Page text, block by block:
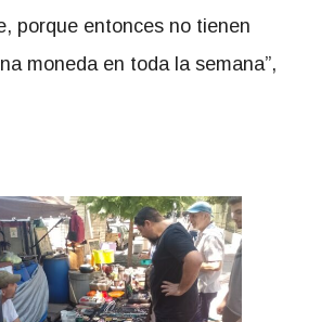
porque entonces no tienen
moneda en toda la semana”,